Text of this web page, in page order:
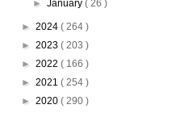
► January ( 26 )
► 2024 ( 264 )
► 2023 ( 203 )
► 2022 ( 166 )
► 2021 ( 254 )
► 2020 ( 290 )